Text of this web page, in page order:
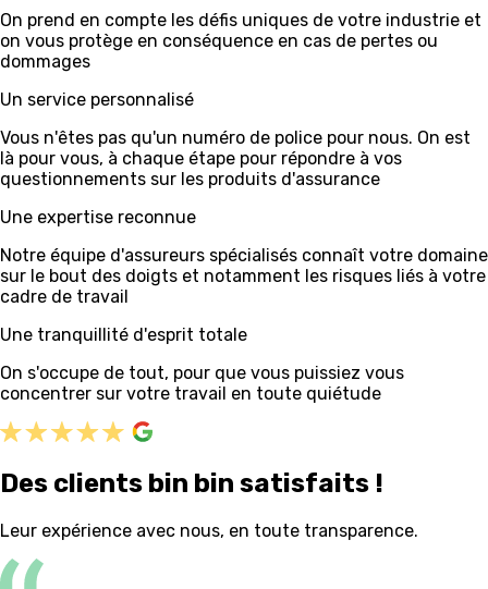
On prend en compte les défis uniques de votre industrie et
on vous protège en conséquence en cas de pertes ou
dommages
Un service personnalisé
Vous n'êtes pas qu'un numéro de police pour nous. On est
là pour vous, à chaque étape pour répondre à vos
questionnements sur les produits d'assurance
Une expertise reconnue
Notre équipe d'assureurs spécialisés connaît votre domaine
sur le bout des doigts et notamment les risques liés à votre
cadre de travail
Une tranquillité d'esprit totale
On s'occupe de tout, pour que vous puissiez vous
concentrer sur votre travail en toute quiétude
Des clients bin bin satisfaits !
Leur expérience avec nous, en toute transparence.